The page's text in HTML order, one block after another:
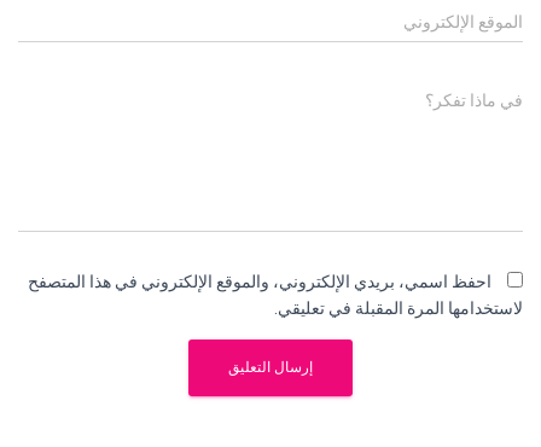
الموقع الإلكتروني
في ماذا تفكر؟
احفظ اسمي، بريدي الإلكتروني، والموقع الإلكتروني في هذا المتصفح
لاستخدامها المرة المقبلة في تعليقي.